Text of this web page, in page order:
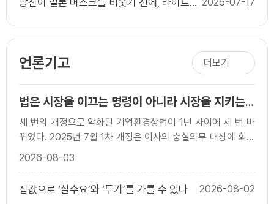
당신이 일론 머스크를 비웃기 전에, 라이트
언론기고 더보기
법은 시장을 이끄는 명령이 아니라 시장을 지키는
규칙이어야 한다
세 번의 개정으로 악화된 기업환경상법이 1년 사이에 세 번 바
뀌었다. 2025년 7월 1차 개정은 이사의 충실의무 대상에 회사
와 함께 `주주’를 넣었고, 사외이사의 이름..
2026-08-03
집값으로 ‘실수요’와 ‘투기’를 가를 수 있나 2026-08-02